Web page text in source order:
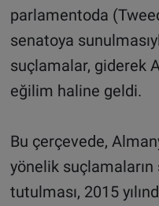
parlamentoda
senatoya
suçlamalar, giderek
eğilim haline geldi.
Bu çerçevede,
yönelik
tutulması, 2015